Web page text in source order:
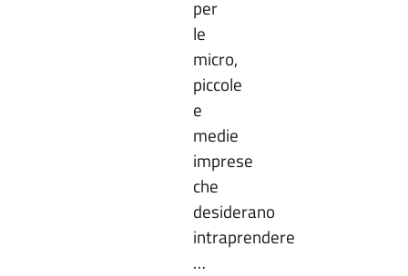
per
le
micro,
piccole
e
medie
imprese
che
desiderano
intraprendere
…